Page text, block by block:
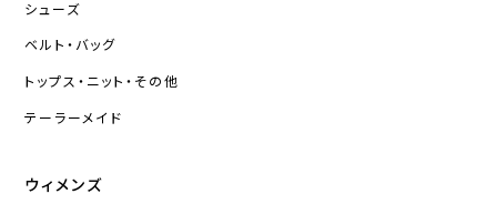
シューズ
ベルト・バッグ
トップス・ニット・その他
テーラーメイド
ウィメンズ